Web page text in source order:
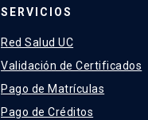
SERVICIOS
Red Salud UC
Validación de Certificados
Pago de Matrículas
Pago de Créditos